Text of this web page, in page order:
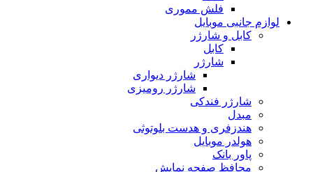
فلش مموری
لوازم جانبی موبایل
کابل و شارژر
کابل
شارژر
شارژر دیواری
شارژر رومیزی
شارژر فندکی
مبدل
هندزفری و هدست بلوتوثی
هولدر موبایل
پاور بانک
محافظ صفحه نمایش